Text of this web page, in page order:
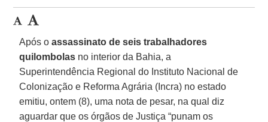
Após oassassinato de seis trabalhadores
quilombolas no interior da Bahia, a
Superintendência Regional do Instituto Nacional de
Colonização e Reforma Agrária (Incra) no estado
emitiu, ontem (8), uma nota de pesar, na qual diz
aguardar que os órgãos de Justiça “punam os